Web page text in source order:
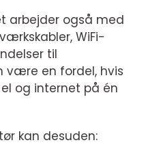
arbejder også med
WiFi-
til
være en fordel, hvis
og internet på én
kan desuden: